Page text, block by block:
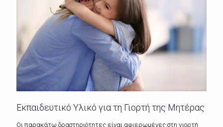
Εκπαιδευτικό Υλικό για τη Γιορτή της Μητέρας
Οι παρακάτω δραστηριότητες είναι αφιερωμένες στη γιορτή